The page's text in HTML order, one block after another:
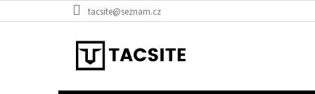
na
tacsite@seznam.cz